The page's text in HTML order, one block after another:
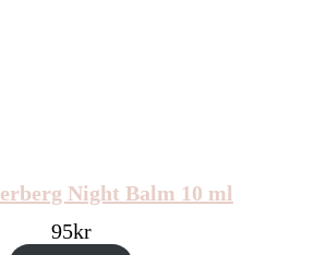
Night Balm 10 ml
95kr